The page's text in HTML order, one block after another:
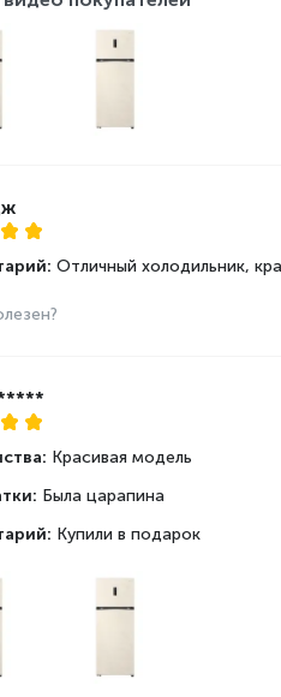
камера
Отличный холодильник,
Красивая модель
Была царапина
Купили в подарок